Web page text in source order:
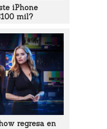
iPhone
mil?
regresa en